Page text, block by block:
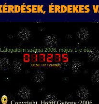
Látogatóim száma 2006. május 1-e óta:
HTML Hit Counters